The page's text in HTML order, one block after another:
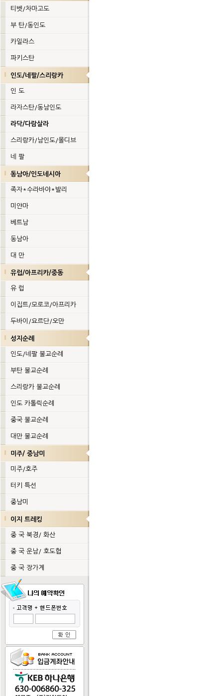
티벳/차마고도
부 탄/동인도
카일라스
파키스탄
인도/네팔/스리랑카
인 도
라자스탄/동남인도
라닥/다람살라
스리랑카/남인도/몰디브
네 팔
동남아/인도네시아
족자*수라바야*발리
미얀마
베트남
동남아
대 만
유럽/아프리카/중동
유 럽
이집트/모로코/아프리카
두바이/요르단/오만
성지순례
인도/네팔 불교순례
부탄 불교순례
스리랑카 불교순례
인도 카톨릭순례
중국 불교순례
대만 불교순례
미주/ 중남미
미주/호주
터키 특선
중남미
이지 트레킹
중 국 북경/ 화산
중 국 운남/ 호도협
중 국 장가계